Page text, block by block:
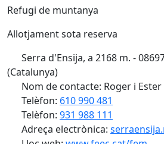
Refugi de muntanya
Allotjament sota reserva
Serra d'Ensija, a 2168 m. -
(Catalunya)
Nom de contacte: Roger i Ester
Telèfon: 610 990 481
Telèfon: 931 988 111
Adreça electrònica: